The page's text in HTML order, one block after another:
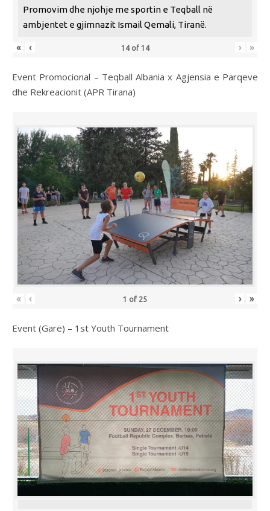
Promovim dhe njohje me sportin e Teqball në
ambjentet e gjimnazit Ismail Qemali, Tiranë.
« ‹ 14of 14 › »
Event Promocional – Teqball Albania x Agjensia e Parqeve
dhe Rekreacionit (APR Tirana)
« ‹ 1 of 25 › »
Event (Garë) – 1st Youth Tournament